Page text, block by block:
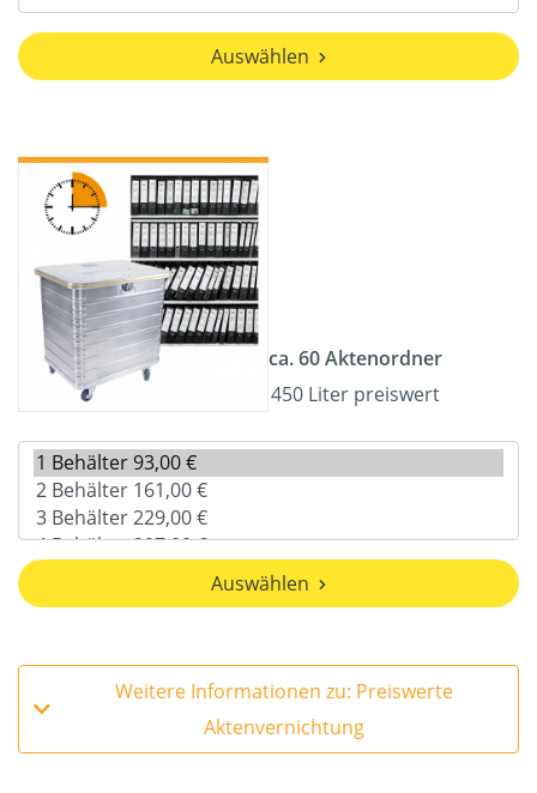
Auswählen
ca. 60 Aktenordner
450 Liter preiswert
Auswählen
Weitere Informationen zu: Preiswerte
Aktenvernichtung